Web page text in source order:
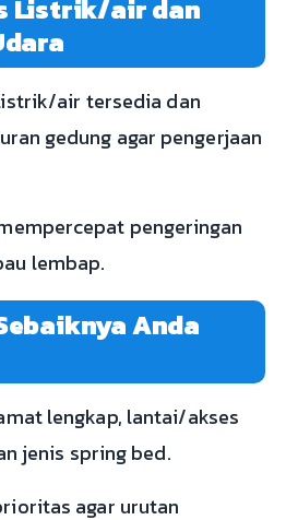
Listrik/air dan
air tersedia dan
gedung agar pengerjaan
pengeringan
lembap.
Anda
lengkap, lantai/akses
jenis spring bed.
agar urutan